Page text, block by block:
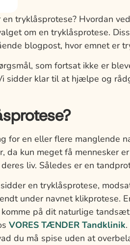
tryklåsprotese? Hvordan
om en tryklåsprotese.
blogpost, hvor emnet er
som fortsat ikke er
sidder klar til at hjælpe og
for en eller flere manglende
da kun meget få mennesker
liv. Således er en
en tryklåsprotese,
under navnet klikprotese.
på dit naturlige
VORES TÆNDER Tandklinik
du må spise uden at